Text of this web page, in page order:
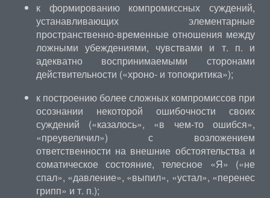
к формированию компромиссных суждений,
устанавливающих элементарные
пространственно-временные отношения между
ложными убеждениями, чувствами и т. п. и
адекватно воспринимаемыми сторонами
действительности («хроно- и топокритика»);
к построению более сложных компромиссов при
осознании некоторой ошибочности своих
суждений («казалось», «в чем-то ошибся»,
«преувеличил») с возложением
ответственности на внешние обстоятельства и
соматическое состояние, телесное «Я» («не
спал», «давление», «выпил», «устал», «перенес
грипп» и т. п.);